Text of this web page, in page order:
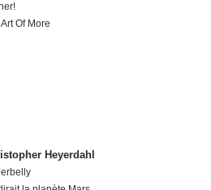
Of More
Heyerdahl